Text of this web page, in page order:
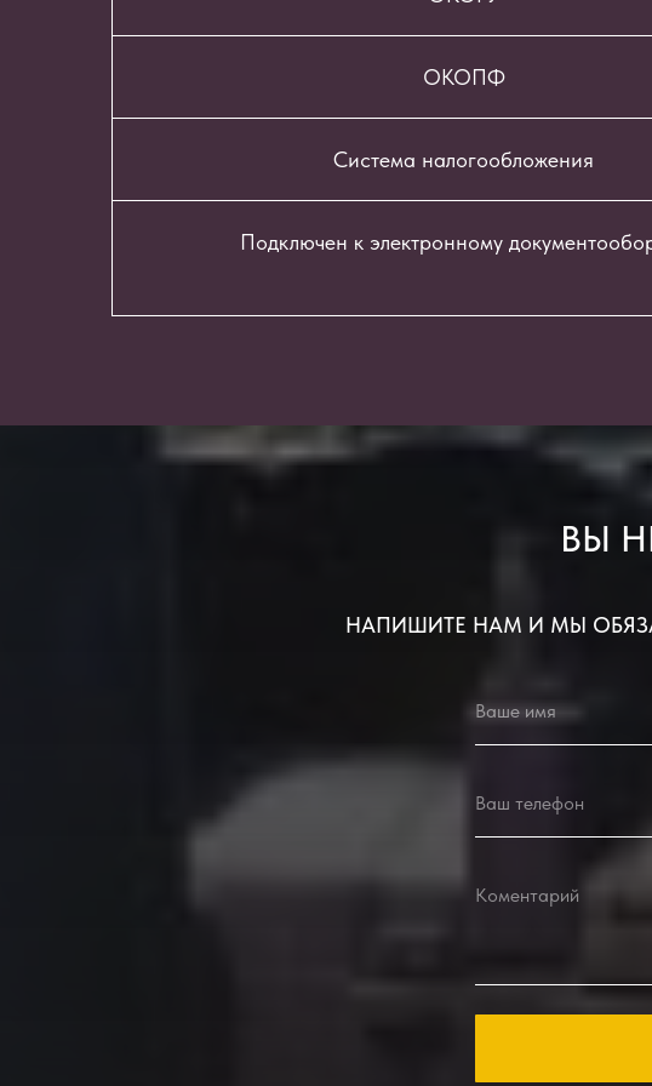
ОКОПФ
Система налогообложения
Подключен к электронному
ВЫ
НАПИШИТЕ НАМ И МЫ